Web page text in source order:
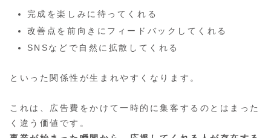
完成を楽しみに待ってくれる
改善点を前向きにフィードバックしてくれる
SNSなどで自然に拡散してくれる
といった関係性が生まれやすくなります。
これは、広告費をかけて一時的に集客するのとはまった
く違う価値です。